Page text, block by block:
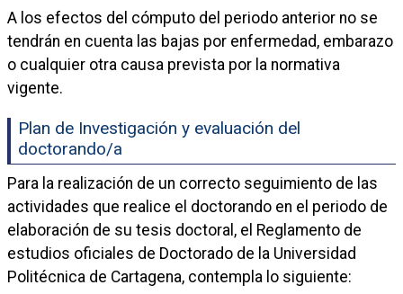
A los efectos del cómputo del periodo anterior no se
tendrán en cuenta las bajas por enfermedad, embarazo
o cualquier otra causa prevista por la normativa
vigente.
Plan de Investigación y evaluación del
doctorando/a
Para la realización de un correcto seguimiento de las
actividades que realice el doctorando en el periodo de
elaboración de su tesis doctoral, el Reglamento de
estudios oficiales de Doctorado de la Universidad
Politécnica de Cartagena, contempla lo siguiente: